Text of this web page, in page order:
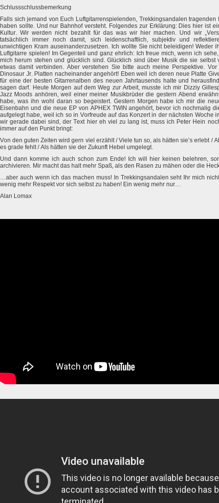
Schlussschlussbemerkung
Falls sich jemand von Euch Luftgitarrenspielenden, Trekkingsandalen tragenden
haben sollte. Und nur Bahnhof versteht. Folgendes zur Erklärung: Dies hier ist
Kultur. Wir werden nicht bezahlt für das was wir hier machen. Und wir
tatsächlich immer noch damit, sich leidenschaftlich, subjektiv und
unwichtigen Kram auseinanderzusetzen. Ich wollte Sie nicht beleidigen! Weder
Luftgitarre spielen! Im Gegenteil und ganz ehrlich: Ich freue mich, wenn ich
mich herum stehen und glücklich sind. Glücklich sind über Musik die sie selbst
etwas damit verbinden. Aber verstehen Sie bitte auch meine Perspektive.
Dinosaur Jr. Platten nacheinander angehört! Eben weil ich deren neue Platte
für eine der besten Gitarrenalben des neuen Jahrtausends halte und
sagen darf. Heute Morgen auf dem Weg zur Arbeit, musste ich mir Dizziy
Jazz Moods anhören, weil einer meiner Musikbrüder die gestern Abend
habe, was ihn wohl daran so begeistert. Gestern Morgen habe ich mir die
Eisenbahn und die neue EP von APHEX TWIN angehört, bevor ich nochmalig
aufgelegt habe, weil ich so in Vorfreude auf das Konzert in der nächsten Woche
wir gerade dabei sind, der Text hier eh viel zu lang ist, muss ich Peter Hein
immer auf den Punkt bringt:
Von den guten Zeiten wird gern viel erzählt / Viele tun so, als hätten sie’s erlebt /
es grade fehlt / Als hätten sie der Zukunft Hebel umgelegt.
Und dann komme ich auch schon zum Ende! Ich will hier keinen belehren,
archivieren. Mir macht das halt mehr Spaß, als den Rasen zu mähen oder die
…aber auch wenn ich das machen muss! In Trekkingsandalen seht Ihr mich
wenig mehr Respekt vor sich selbst zu haben! Ein wenig mehr nur…
Alan Lomax